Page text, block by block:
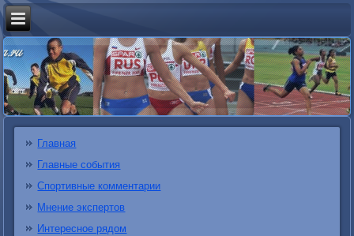
Главная
Главные события
Спортивные комментарии
Мнение экспертов
Интересное рядом